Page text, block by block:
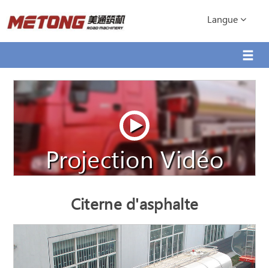
Langue
Projection Vidéo
Citerne d'asphalte